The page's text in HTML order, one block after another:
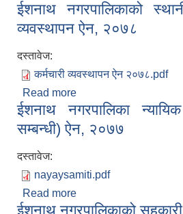
ईशनाथ नगरपालिकाको
व्यवस्थापन ऐन, २०७८
दस्तावेज:
कर्मचारी व्यवस्थापन ऐन २०७८.pdf
Read more
व्यवस्थापन ऐन, २०७८
ईशनाथ नगरपालिका न्यायिक
सम्बन्धी) ऐन, २०७७
दस्तावेज:
nayaysamiti.pdf
Read more
सम्बन्धी) ऐन, २०७७
ईशनाथ नगरपालिकाको